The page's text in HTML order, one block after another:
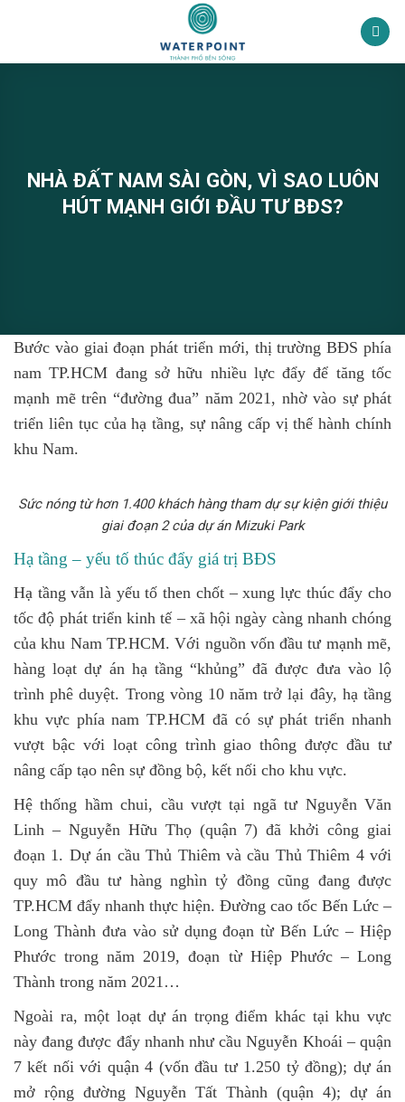
NHÀ ĐẤT NAM SÀI GÒN, VÌ SAO LUÔN
HÚT MẠNH GIỚI ĐẦU TƯ BĐS?
Bước vào giai đoạn phát triển mới, thị trường BĐS phía
nam TP.HCM đang sở hữu nhiều lực đẩy để tăng tốc
mạnh mẽ trên “đường đua” năm 2021, nhờ vào sự phát
triển liên tục của hạ tầng, sự nâng cấp vị thế hành chính
khu Nam.
Sức nóng từ hơn 1.400 khách hàng tham dự sự kiện giới thiệu
giai đoạn 2 của dự án Mizuki Park
Hạ tầng – yếu tố thúc đẩy giá trị BĐS
Hạ tầng vẫn là yếu tố then chốt – xung lực thúc đẩy cho
tốc độ phát triển kinh tế – xã hội ngày càng nhanh chóng
của khu Nam TP.HCM. Với nguồn vốn đầu tư mạnh mẽ,
hàng loạt dự án hạ tầng “khủng” đã được đưa vào lộ
trình phê duyệt. Trong vòng 10 năm trở lại đây, hạ tầng
khu vực phía nam TP.HCM đã có sự phát triển nhanh
vượt bậc với loạt công trình giao thông được đầu tư
nâng cấp tạo nên sự đồng bộ, kết nối cho khu vực.
Hệ thống hầm chui, cầu vượt tại ngã tư Nguyễn Văn
Linh – Nguyễn Hữu Thọ (quận 7) đã khởi công giai
đoạn 1. Dự án cầu Thủ Thiêm và cầu Thủ Thiêm 4 với
quy mô đầu tư hàng nghìn tỷ đồng cũng đang được
TP.HCM đẩy nhanh thực hiện. Đường cao tốc Bến Lức –
Long Thành đưa vào sử dụng đoạn từ Bến Lức – Hiệp
Phước trong năm 2019, đoạn từ Hiệp Phước – Long
Thành trong năm 2021…
Ngoài ra, một loạt dự án trọng điểm khác tại khu vực
này đang được đẩy nhanh như cầu Nguyễn Khoái – quận
7 kết nối với quận 4 (vốn đầu tư 1.250 tỷ đồng); dự án
mở rộng đường Nguyễn Tất Thành (quận 4); dự án